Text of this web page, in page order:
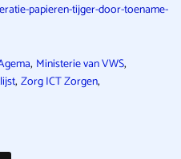
papieren-tijger-door-toename-
, Ministerie van VWS,
, Zorg ICT Zorgen,